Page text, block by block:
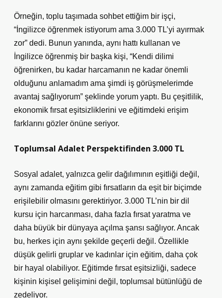
Örneğin, toplu taşımada sohbet ettiğim bir işçi,
“İngilizce öğrenmek istiyorum ama 3.000 TL’yi ayırmak
zor” dedi. Bunun yanında, aynı hattı kullanan ve
İngilizce öğrenmiş bir başka kişi, “Kendi dilimi
öğrenirken, bu kadar harcamanın ne kadar önemli
olduğunu anlamadım ama şimdi iş görüşmelerimde
avantaj sağlıyorum” şeklinde yorum yaptı. Bu çeşitlilik,
ekonomik fırsat eşitsizliklerini ve eğitimdeki erişim
farklarını gözler önüne seriyor.
Toplumsal Adalet Perspektifinden 3.000 TL
Sosyal adalet, yalnızca gelir dağılımının eşitliği değil,
aynı zamanda eğitim gibi fırsatların da eşit bir biçimde
erişilebilir olmasını gerektiriyor. 3.000 TL’nin bir dil
kursu için harcanması, daha fazla fırsat yaratma ve
daha büyük bir dünyaya açılma şansı sağlıyor. Ancak
bu, herkes için aynı şekilde geçerli değil. Özellikle
düşük gelirli gruplar ve kadınlar için eğitim, daha çok
bir hayal olabiliyor. Eğitimde fırsat eşitsizliği, sadece
kişinin kişisel gelişimini değil, toplumsal bütünlüğü de
zedeliyor.